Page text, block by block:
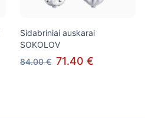
Sidabriniai auskarai
SOKOLOV
84.00 € 71.40 €